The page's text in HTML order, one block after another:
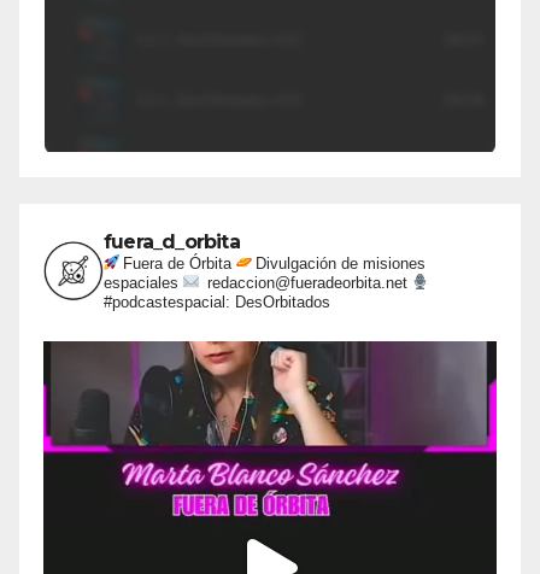
fuera_d_orbita
Fuera de Órbita
Divulgación de misiones
espaciales
redaccion@fueradeorbita.net
#podcastespacial: DesOrbitados